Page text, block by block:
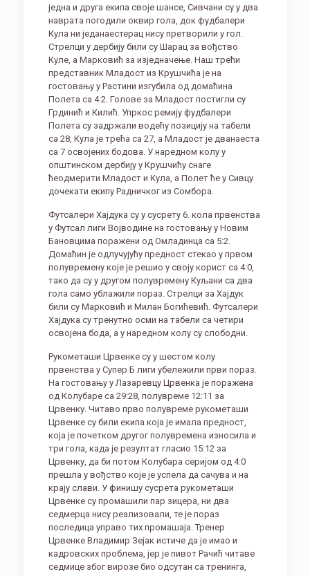
једна и друга екипа своје шансе, Сивчани су у два
наврата погодили оквир гола, док фудбалери
Кула ни једанаестерац нису претворили у гол.
Стрелци у дербију били су Шарац за вођство
Куле, а Марковић за изједначење. Наш трећи
представник Младост из Крушчића је на
гостовању у Растини изгубила од домаћина
Полета са 4:2. Голове за Младост постигли су
Грдинић и Килић. Упркос ремију фудбалери
Полета су задржали водећу позицију на табели
са 28, Кула је трећа са 27, а Младост је дванаеста
са 7 освојених бодова. У наредном колу у
општинском дербију у Крушчићу снаге
ћеодмерити Младост и Кула, а Полет ће у Сивцу
дочекати екипу Радничког из Сомбора.
Футсалери Хајдука су у сусрету 6. кола првенства
у Футсал лиги Војводине на гостовању у Новим
Бановцима поражени од Омладинца са 5:2.
Домаћин је одлучујућу предност стекао у првом
полувремену које је решио у своју корист са 4:0,
тако да су у другом полувремену Куљани са два
гола само ублажили пораз. Стрелци за Хајдук
били су Марковић и Милан Богићевић. Футсалери
Хајдука су тренутно осми на табели са четири
освојена бода, а у наредном колу су слободни.
Рукометаши Црвенке су у шестом колу
првенства у Супер Б лиги убележили први пораз.
На гостовању у Лазаревцу Црвенка је поражена
од Колубаре са 29:28, полувреме 12:11 за
Црвенку. Читаво прво полувреме рукометаши
Црвенке су били екипа која је имала предност,
која је почетком другог полувремена износила и
три гола, када је резултат гласио 15:12 за
Црвенку, да би потом Колубара серијом од 4:0
прешла у вођство које је успела да сачува и на
крају слави. У финишу сусрета рукометаши
Црвенке су промашили пар зицера, ни два
седмерца нису реализовали, те је пораз
последица управо тих промашаја. Тренер
Црвенке Владимир Зејак истиче да је имао и
кадровских проблема, јер је пивот Рачић читаве
седмице због вирозе био одсутан са тренинга,